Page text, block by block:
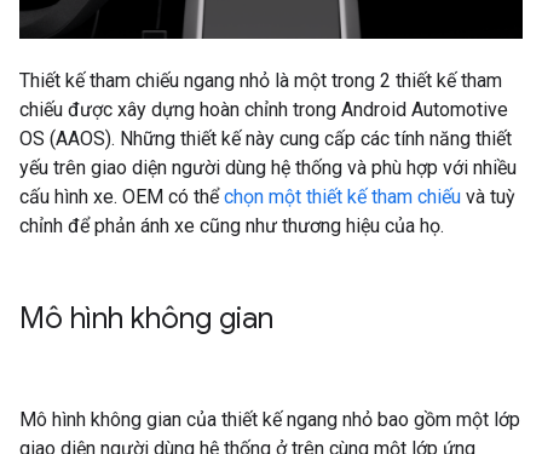
Thiết kế tham chiếu ngang nhỏ là một trong 2 thiết kế tham
chiếu được xây dựng hoàn chỉnh trong Android Automotive
OS (AAOS). Những thiết kế này cung cấp các tính năng thiết
yếu trên giao diện người dùng hệ thống và phù hợp với nhiều
cấu hình xe. OEM có thểchọn một thiết kế tham chiếu và tuỳ
chỉnh để phản ánh xe cũng như thương hiệu của họ.
Mô hình không gian
Mô hình không gian của thiết kế ngang nhỏ bao gồm một lớp
giao diện người dùng hệ thống ở trên cùng một lớp ứng